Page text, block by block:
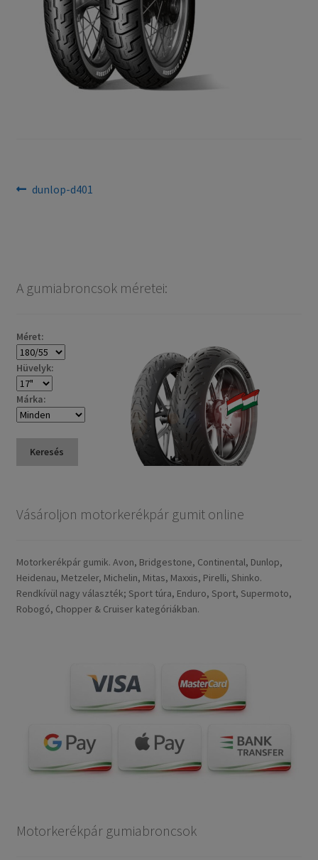
Bejegyzés
Previous
dunlop-d401
A gumiabroncsok méretei:
Méret:
Hüvelyk:
Márka:
Keresés
Vásároljon motorkerékpár gumit online
Motorkerékpár gumik. Avon, Bridgestone, Continental, Dunlop,
Heidenau, Metzeler, Michelin, Mitas, Maxxis, Pirelli, Shinko.
Rendkívül nagy választék; Sport túra, Enduro, Sport, Supermoto,
Robogó, Chopper & Cruiser kategóriákban.
Motorkerékpár gumiabroncsok